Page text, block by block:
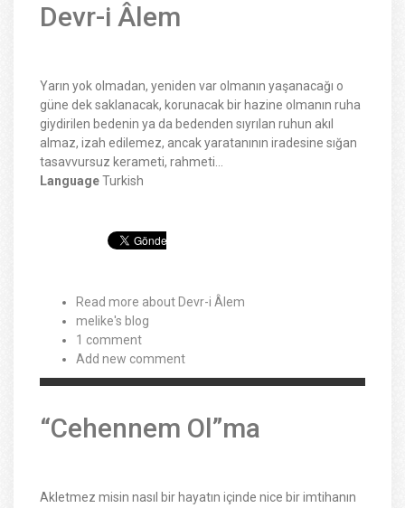
Devr-i Âlem
Yarın yok olmadan, yeniden var olmanın yaşanacağı o
güne dek saklanacak, korunacak bir hazine olmanın ruha
giydirilen bedenin ya da bedenden sıyrılan ruhun akıl
almaz, izah edilemez, ancak yaratanının iradesine sığan
tasavvursuz kerameti, rahmeti…
LanguageTurkish
Read more about Devr-i Âlem
melike's blog
1 comment
Add new comment
“Cehennem Ol”ma
Akletmez misin nasıl bir hayatın içinde nice bir imtihanın